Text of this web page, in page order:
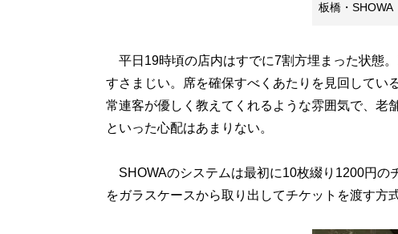
板橋・SHOWA
平日19時頃の店内はすでに7割方埋まった状態
すさまじい。席を確保すべくあたりを見回して
常連客が優しく教えてくれるような雰囲気で、老
といった心配はあまりない。
SHOWAのシステムは最初に10枚綴り1200円の
をガラスケースから取り出してチケットを渡す方式